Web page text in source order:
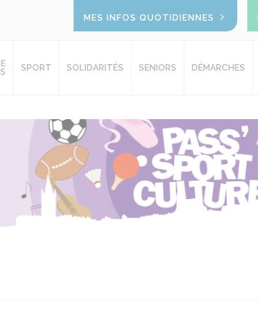
MES INFOS QUOTIDIENNES
SPORT SOLIDARITÉS SENIORS DÉMARCHES